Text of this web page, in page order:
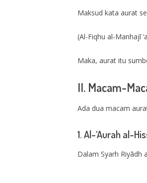
Maksud kata aurat
(Al-Fiqhu al-Manhajī
Maka, aurat itu
II. Macam-
Ada dua macam
1. Al-‘Aurah al-
Dalam Syarh Riyādh